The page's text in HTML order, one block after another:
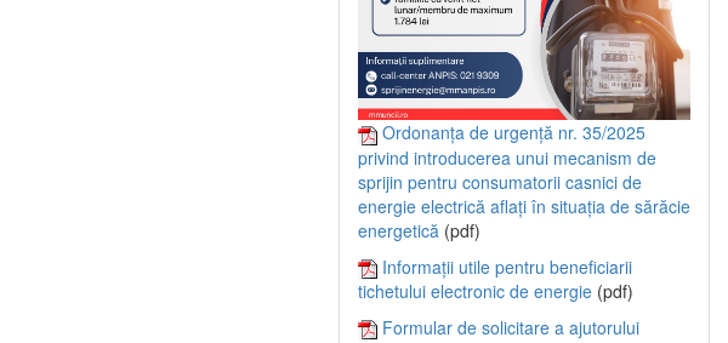
Ordonanța de urgență nr. 35/2025
privind introducerea unui mecanism de
sprijin pentru consumatorii casnici de
energie electrică aflați în situația de sărăcie
energetică (pdf)
Informații utile pentru beneficiarii
tichetului electronic de energie (pdf)
Formular de solicitare a ajutorului